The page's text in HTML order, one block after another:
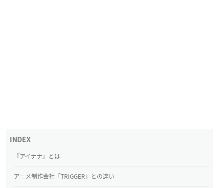
『アイナナ』とは
アニメ制作会社「TRIGGER」との違い